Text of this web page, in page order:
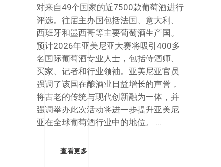
对来自49个国家的近7500款葡萄酒进行
评选。往届主办国包括法国、意大利、
西班牙和墨西哥等主要葡萄酒生产国。
预计2026年亚美尼亚大赛将吸引400多
名国际葡萄酒专业人士，包括侍酒师、
买家、记者和行业领袖。亚美尼亚官员
强调了该国在酿酒业日益增长的声誉，
将古老的传统与现代创新融为一体，并
强调举办此次活动将进一步提升亚美尼
亚在全球葡萄酒行业中的地位。
查看更多